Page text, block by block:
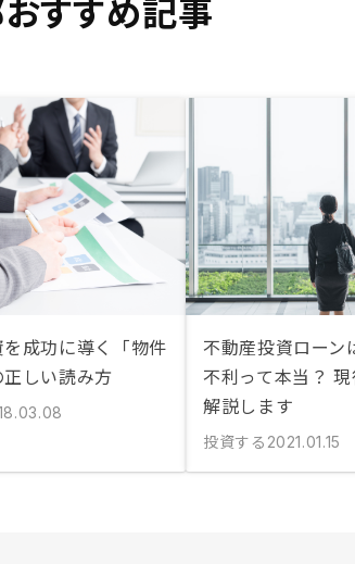
すすめ記事
成功に導く「物件
しい読み方
不動産投資ローン
不利って本当？
解説します
投資する 2021.01.15